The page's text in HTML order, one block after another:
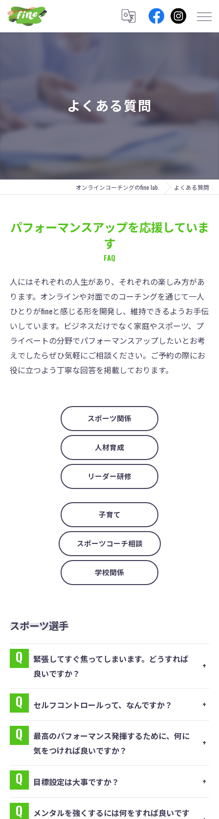
よくある質問
オンラインコーチングのfine lab. よくある質問
パフォーマンスアップを応援していま
す
FAQ
人にはそれぞれの人生があり、それぞれの楽しみ方があ
ります。オンラインや対面でのコーチングを通じて一人
ひとりがfineと感じる形を開発し、維持できるようお手伝
いしています。ビジネスだけでなく家庭やスポーツ、プ
ライベートの分野でパフォーマンスアップしたいとお考
えでしたらぜひ気軽にご相談ください。ご予約の際にお
役に立つよう丁寧な回答を掲載しております。
スポーツ関係
人材育成
リーダー研修
子育て
スポーツコーチ相談
学校関係
スポーツ選手
緊張してすぐ焦ってしまいます。どうすれば
良いですか？
セルフコントロールって、なんですか？
最⾼のパフォーマンス発揮するために、何に
気をつければ良いですか？
⽬標設定は⼤事ですか？
メンタルを強くするには何をすれば良いです